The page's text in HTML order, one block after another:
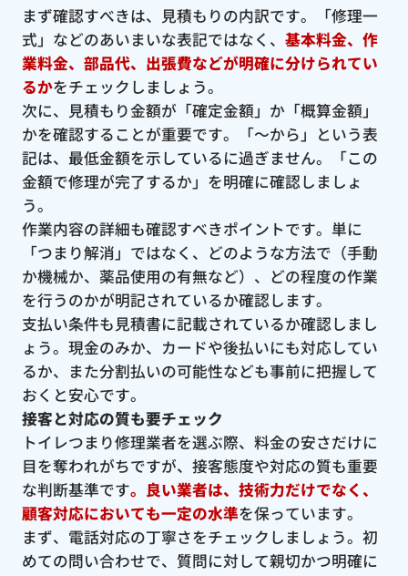
まず確認すべきは、見積もりの内訳です。「修理一
式」などのあいまいな表記ではなく、 基本料金、作
業料金、部品代、出張費などが明確に分けられてい
るかをチェックしましょう。
次に、見積もり金額が「確定金額」か「概算金額」
かを確認することが重要です。「〜から」という表
記は、最低金額を示しているに過ぎません。「この
金額で修理が完了するか」を明確に確認しましょ
う。
作業内容の詳細も確認すべきポイントです。単に
「つまり解消」ではなく、どのような方法で（手動
か機械か、薬品使用の有無など）、どの程度の作業
を行うのかが明記されているか確認します。
支払い条件も見積書に記載されているか確認しまし
ょう。現金のみか、カードや後払いにも対応してい
るか、また分割払いの可能性なども事前に把握して
おくと安心です。
接客と対応の質も要チェック
トイレつまり修理業者を選ぶ際、料金の安さだけに
目を奪われがちですが、接客態度や対応の質も重要
な判断基準です。良い業者は、技術力だけでなく、
顧客対応においても一定の水準を保っています。
まず、電話対応の丁寧さをチェックしましょう。初
めての問い合わせで、質問に対して親切かつ明確に